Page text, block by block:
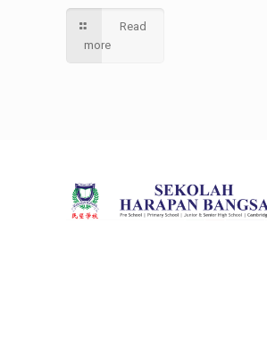
Read
more